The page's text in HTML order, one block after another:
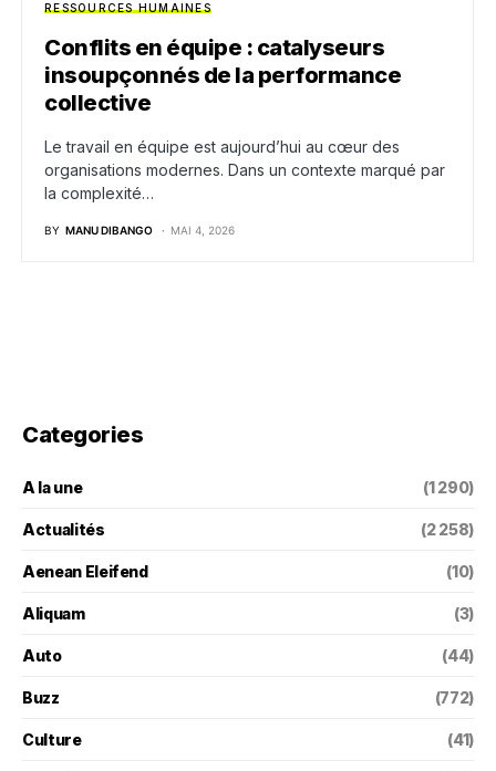
RESSOURCES HUMAINES
Conflits en équipe : catalyseurs
insoupçonnés de la performance
collective
Le travail en équipe est aujourd’hui au cœur des
organisations modernes. Dans un contexte marqué par
la complexité…
BY MANU DIBANGO MAI 4, 2026
Categories
A la une (1 290)
Actualités (2 258)
Aenean Eleifend (10)
Aliquam (3)
Auto (44)
Buzz (772)
Culture (41)